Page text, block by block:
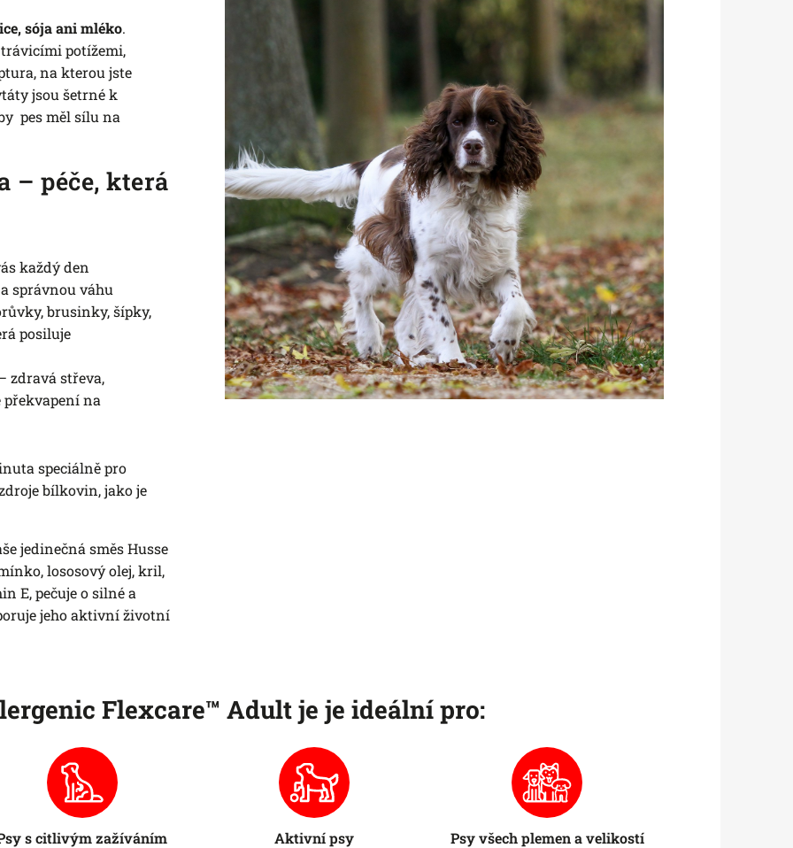
sója ani mléko.
potížemi,
na kterou jste
jsou šetrné k
pes měl sílu na
– péče, která
každý den
správnou váhu
brusinky, šípky,
posiluje
zdravá střeva,
na
speciálně pro
bílkovin, jako je
jedinečná směs Husse
lososový olej, kril,
E, pečuje o silné a
jeho aktivní životní
Flexcare™ Adult je je ideální pro:
s citlivým zažíváním Aktivní psy Psy všech plemen a velikostí